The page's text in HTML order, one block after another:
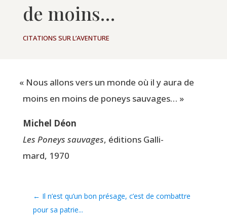
de moins…
CITATIONS SUR L’AVENTURE
« Nous allons vers un monde où il y aura de
moins en moins de poneys sauvages… »
Michel Déon
Les Poneys sau­vages, édi­tions Gal­li­
mard, 1970
← Il n’est qu’un bon présage, c’est de combattre
pour sa patrie...